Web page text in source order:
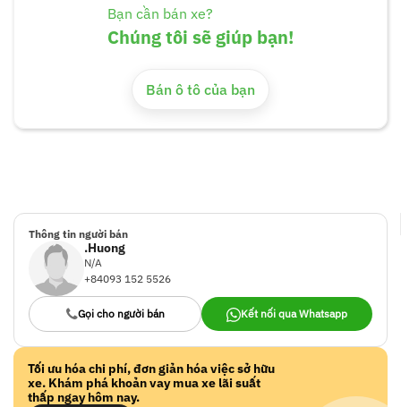
Bạn cần bán xe?
Chúng tôi sẽ giúp bạn!
Bán ô tô của bạn
Thông tin người bán
.Huong
N/A
+84093 152 5526
Gọi cho người bán Kết nối qua Whatsapp
Tối ưu hóa chi phí, đơn giản hóa việc sở hữu
xe. Khám phá khoản vay mua xe lãi suất
thấp ngay hôm nay.